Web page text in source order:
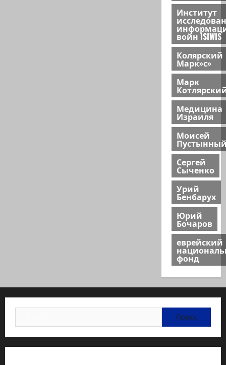
Институт
войн ISIWIS
Колярский
Марк»с»
Марк
Медицина
Израиля
Моисей
Сергей
Сыченко
Урий
Бенбарух
Юрий
Бочаров
еврейский
фонд